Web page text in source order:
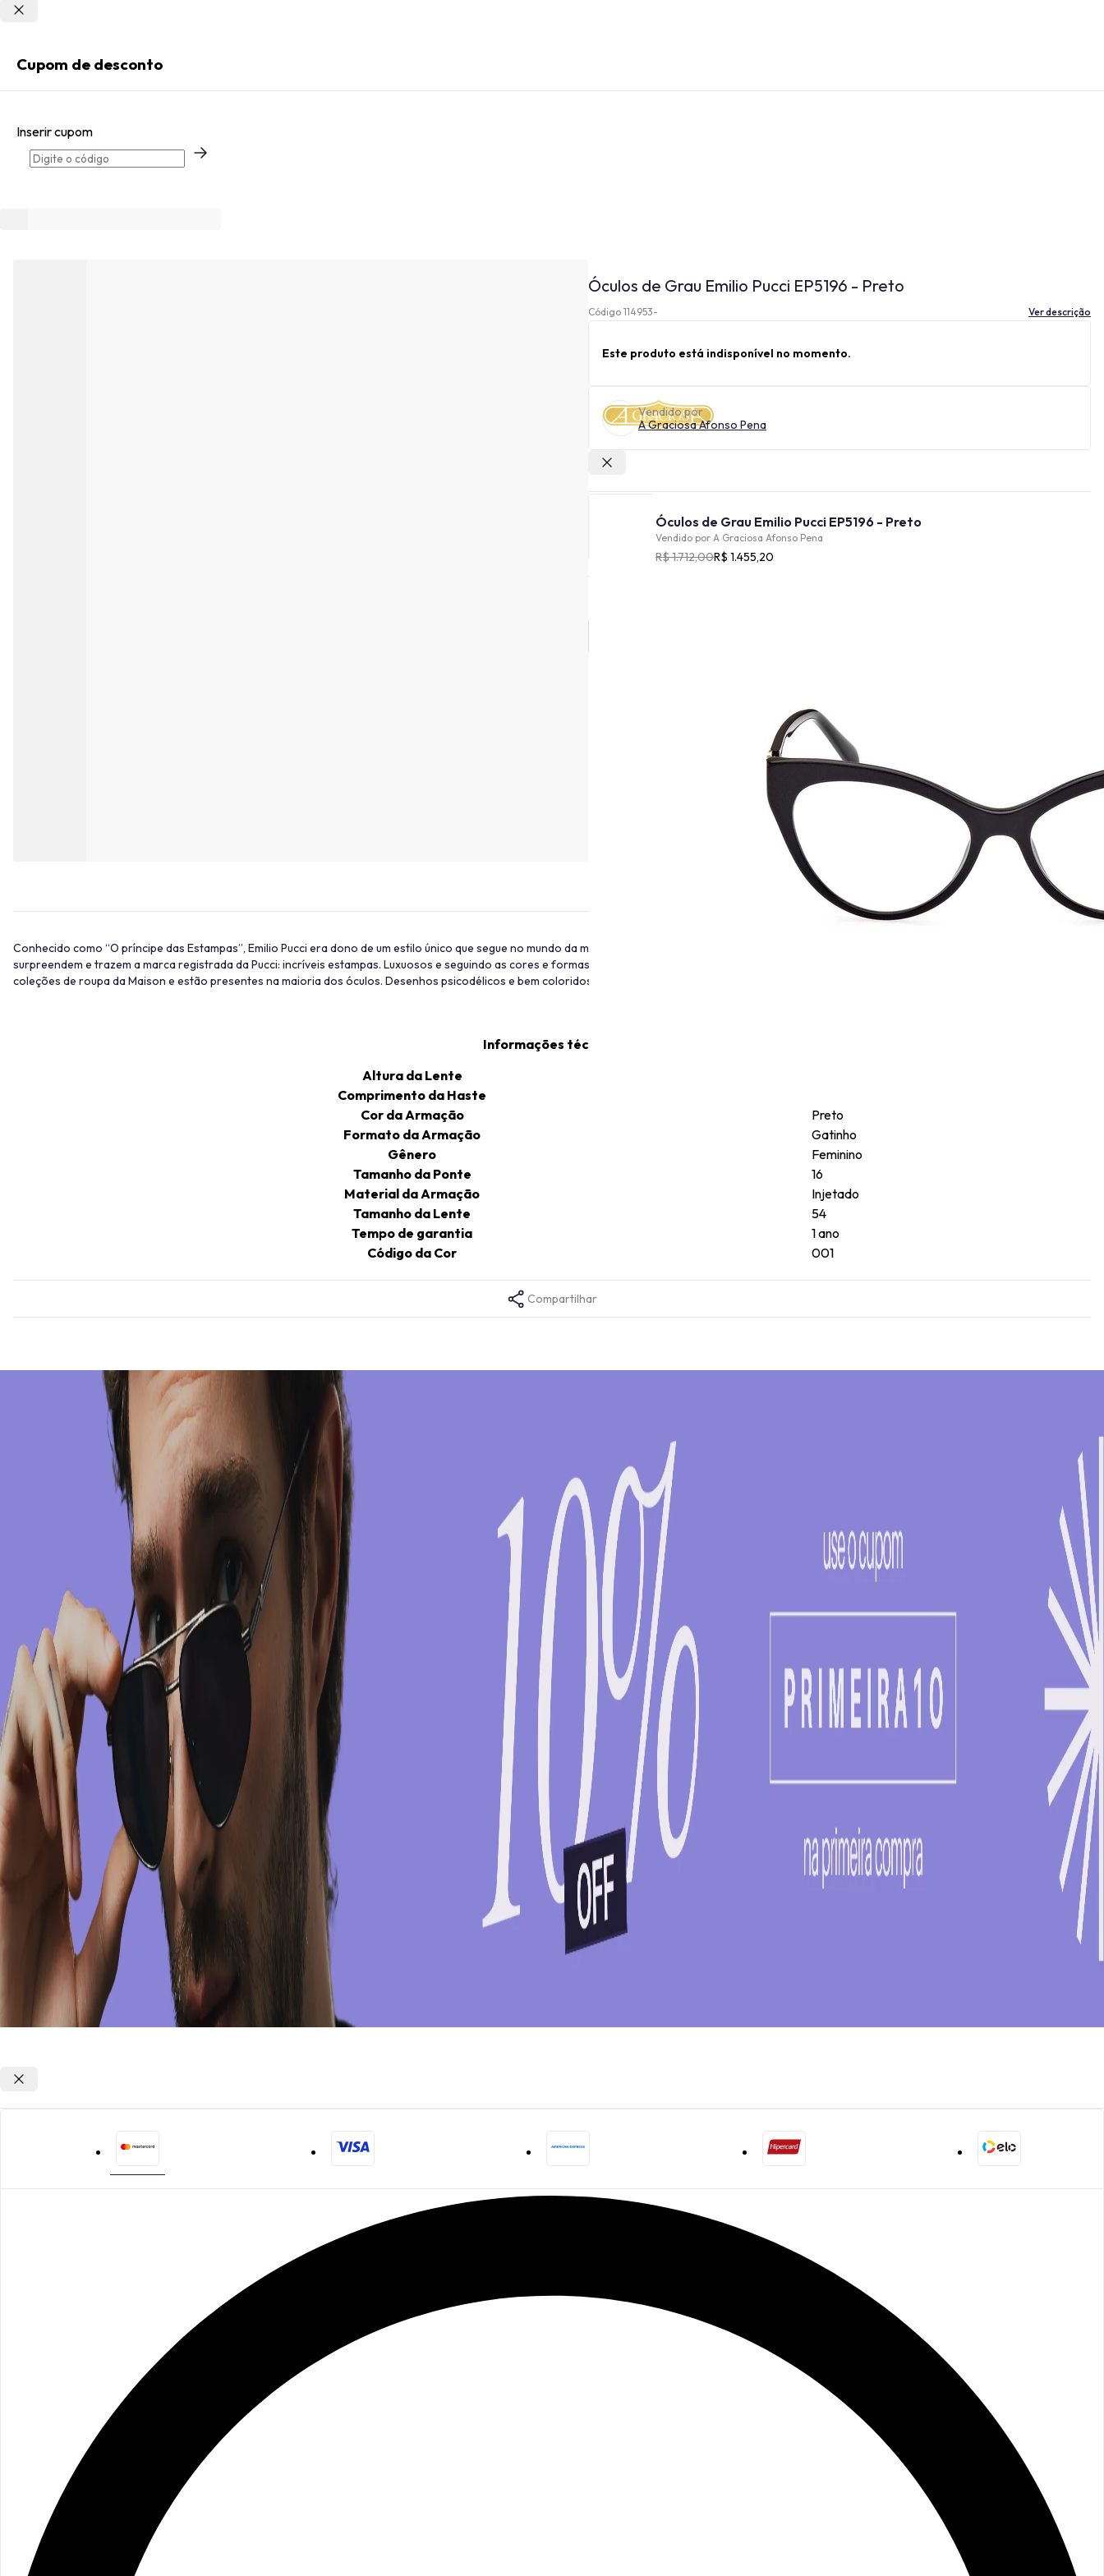
Esqueci minha senha
Acessar com senha temporária
Cupom de desconto
Inserir cupom
Óculos de Grau Emilio Pucci EP5196 - Preto
Código 114953- Ver descrição
Este produto está indisponível no momento.
Vendido por
A Graciosa Afonso Pena
Óculos de Grau Emilio Pucci EP5196 - Preto
Vendido por A Graciosa Afonso Pena
R$ 1.712,00R$ 1.455,20
Conhecido como “O príncipe das Estampas”, Emilio Pucci era dono de um estilo único que segue no mundo da moda até os dias de hoje, estampando o nome na lista das marcas mais luxuosas. Seus óculos
surpreendem e trazem a marca registrada da Pucci: incríveis estampas. Luxuosos e seguindo as cores e formas de suas coleções, o destaque destas armações são as padronagens que foram desfiladas nas
coleções de roupa da Maison e estão presentes na maioria dos óculos. Desenhos psicodélicos e bem coloridos junto aos detalhes super caprichados transformam os óculos em verdadeiras peças de design.
Informações técnicas
Altura da Lente
Comprimento da Haste
Cor da Armação
Preto
Formato da Armação
Gatinho
Gênero
Feminino
Tamanho da Ponte
16
Material da Armação
Injetado
Tamanho da Lente
54
Tempo de garantia
1 ano
Código da Cor
001
Compartilhar